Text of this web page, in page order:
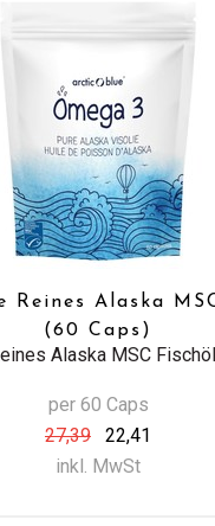
Reines Alaska
(60 Caps)
Alaska MSC
per 60 Caps
27,39
22,41
inkl. MwSt